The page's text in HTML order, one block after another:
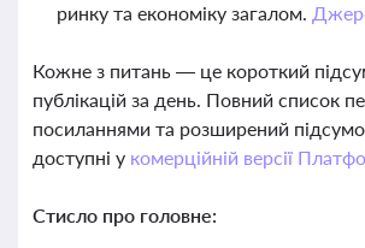
ринку та економіку загалом.
Кожне з питань — це короткий
публікацій за день. Повний список
посиланнями та розширений
доступні у комерційній версії
Стисло про головне: